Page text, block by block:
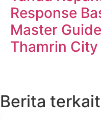
Response
Master
Thamrin City
Berita